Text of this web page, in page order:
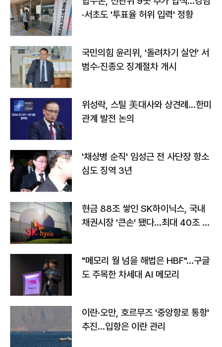
·서초도 '투표율 허위 입력' 정황
국민의힘 윤리위, '돌려차기 실언' 서
범수·진종오 징계절차 개시
위성락, 스틸 美대사와 상견례…한미
관계 발전 논의
'채상병 순직' 임성근 전 사단장 항소
심도 징역 3년
현금 88조 쌓인 SK하이닉스, 국내
채권시장 '큰손' 됐다…최대 40조 투
"메모리 월 넘을 해법은 HBF"…구글
도 주목한 차세대 AI 메모리
이란·오만, 호르무즈 '중앙항로 통항'
추진…입항은 이란 관리